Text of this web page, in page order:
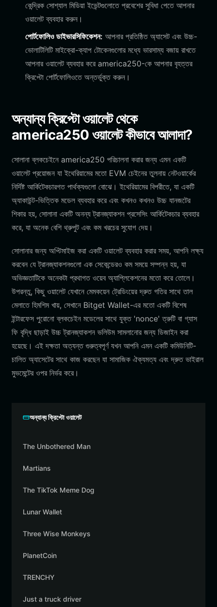
কেন্দ্রিক সোশ্যাল মিডিয়া ইভেন্টগুলোতে প্রবেশের সুবিধা পেতে আপনার
ওয়ালেট ব্যবহার করুন।
পোর্টফোলিও ডাইভারসিফিকেশন: আপনার প্রতিষ্ঠিত অ্যাসেট এবং উচ্চ-
ভোলাটিলিটি মাইক্রো-ক্যাপ টোকেনগুলোর মধ্যে ভারসাম্য বজায় রাখতে
আপনার ওয়ালেট ব্যবহার করে america250-কে আপনার বৃহত্তর
ক্রিপ্টো পোর্টফোলিওতে অন্তর্ভুক্ত করুন।
অন্যান্য ক্রিপ্টো ওয়ালেট থেকে
america250 ওয়ালেট কীভাবে আলাদা?
সোলানা ব্লকচেইনে america250 পরিচালনা করার জন্য এমন একটি
ওয়ালেট প্রয়োজন যা ইথেরিয়ামের মতো EVM চেইনের তুলনায় নেটওয়ার্কের
নির্দিষ্ট আর্কিটেকচারগত পার্থক্যগুলো বোঝে। ইথেরিয়ামের বিপরীতে, যা একটি
অ্যাকাউন্ট-ভিত্তিক মডেল ব্যবহার করে এবং কখনও কখনও উচ্চ যানজটের
শিকার হয়, সোলানা একটি অনন্য ট্রানজ্যাকশন প্রসেসিং আর্কিটেকচার ব্যবহার
করে, যা অনেক বেশি থ্রুপুট এবং কম খরচের সুযোগ দেয়।
সোলানার জন্য অপ্টিমাইজ করা একটি ওয়ালেট ব্যবহার করার সময়, আপনি লক্ষ্য
করবেন যে ট্রানজ্যাকশনগুলো এক সেকেন্ডেরও কম সময়ে সম্পন্ন হয়, যা
অভিজ্ঞতাটিকে অনেকটা প্রথাগত ওয়েব অ্যাপ্লিকেশনের মতো করে তোলে।
উপরন্তু, কিছু ওয়ালেট যেখানে মেমকয়েন ট্রেডিংয়ের দ্রুত গতির সাথে তাল
মেলাতে হিমশিম খায়, সেখানে Bitget Wallet-এর মতো একটি বিশেষ
ইন্টারফেস পুরোনো ব্লকচেইন মডেলের সাথে যুক্ত 'nonce' ত্রুটি বা গ্যাস
ফি বৃদ্ধি ছাড়াই উচ্চ ট্রানজ্যাকশন ভলিউম সামলানোর জন্য ডিজাইন করা
হয়েছে। এই দক্ষতা অত্যন্ত গুরুত্বপূর্ণ যখন আপনি এমন একটি কমিউনিটি-
চালিত অ্যাসেটের সাথে কাজ করছেন যা সামাজিক ঐক্যমত্য এবং দ্রুত ভাইরাল
মুভমেন্টের ওপর নির্ভর করে।
অন্যান্য ক্রিপ্টো ওয়ালেট
The Unbothered Man
Martians
The TikTok Meme Dog
Lunar Wallet
Three Wise Monkeys
PlanetCoin
TRENCHY
Just a truck driver